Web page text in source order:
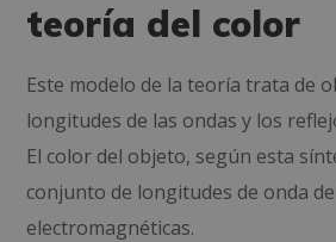
teoría del color
Este modelo de la teoría trata de
longitudes de las ondas y los
El color del objeto, según esta
conjunto de longitudes de onda
electromagnéticas.